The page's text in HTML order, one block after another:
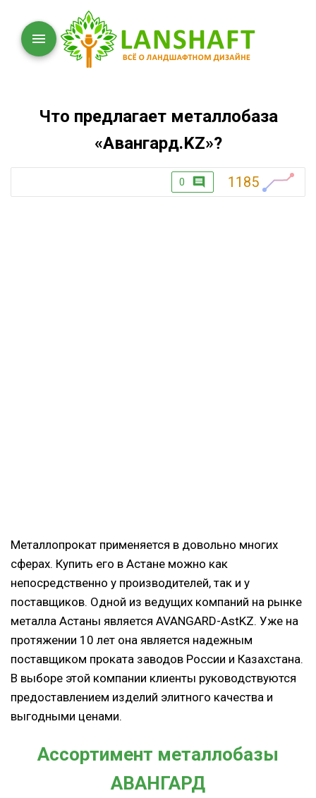
Что предлагает металлобаза
«Авангард.KZ»?
0 1185
Металлопрокат применяется в довольно многих
сферах. Купить его в Астане можно как
непосредственно у производителей, так и у
поставщиков. Одной из ведущих компаний на рынке
металла Астаны является AVANGARD-AstKZ. Уже на
протяжении 10 лет она является надежным
поставщиком проката заводов России и Казахстана.
В выборе этой компании клиенты руководствуются
предоставлением изделий элитного качества и
выгодными ценами.
Ассортимент металлобазы
АВАНГАРД